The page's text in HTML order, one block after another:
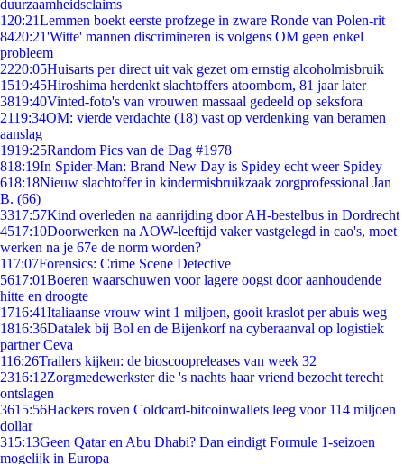
duurzaamheidsclaims
1 20:21Lemmen boekt eerste profzege in zware Ronde van Polen-rit
8420:21'Witte' mannen discrimineren is volgens OM geen enkel
probleem
2220:05Huisarts per direct uit vak gezet om ernstig alcoholmisbruik
1519:45Hiroshima herdenkt slachtoffers atoombom, 81 jaar later
3819:40Vinted-foto's van vrouwen massaal gedeeld op seksfora
2119:34OM: vierde verdachte (18) vast op verdenking van beramen
aanslag
1919:25Random Pics van de Dag #1978
818:19In Spider-Man: Brand New Day is Spidey echt weer Spidey
618:18Nieuw slachtoffer in kindermisbruikzaak zorgprofessional Jan
B. (66)
3317:57Kind overleden na aanrijding door AH-bestelbus in Dordrecht
4517:10Doorwerken na AOW-leeftijd vaker vastgelegd in cao's, moet
werken na je 67e de norm worden?
117:07Forensics: Crime Scene Detective
5617:01Boeren waarschuwen voor lagere oogst door aanhoudende
hitte en droogte
1716:41Italiaanse vrouw wint 1 miljoen, gooit kraslot per abuis weg
1816:36Datalek bij Bol en de Bijenkorf na cyberaanval op logistiek
partner Ceva
116:26Trailers kijken: de bioscoopreleases van week 32
2316:12Zorgmedewerkster die 's nachts haar vriend bezocht terecht
ontslagen
3615:56Hackers roven Coldcard-bitcoinwallets leeg voor 114 miljoen
dollar
315:13Geen Qatar en Abu Dhabi? Dan eindigt Formule 1-seizoen
mogelijk in Europa